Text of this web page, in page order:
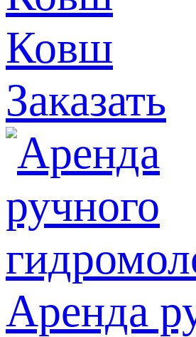
Ковш
Заказать
Аренда